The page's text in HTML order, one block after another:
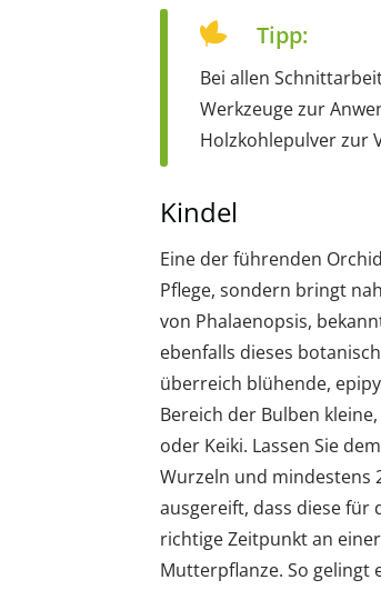
Tipp:
Bei allen
Werkzeuge zur
Holzkohlepulver zur
Kindel
Eine der führenden
Pflege, sondern bringt
von Phalaenopsis,
ebenfalls dieses
überreich blühende,
Bereich der Bulben
oder Keiki. Lassen Sie
Wurzeln und mindestens
ausgereift, dass diese für
richtige Zeitpunkt an
Mutterpflanze. So gelingt